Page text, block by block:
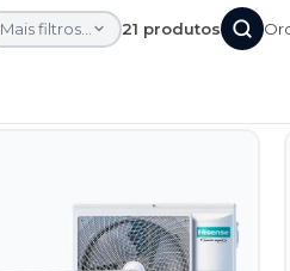
Mais filtros... 21 produtos